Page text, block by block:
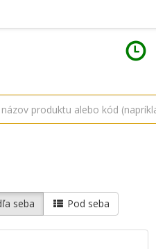
seba Pod seba